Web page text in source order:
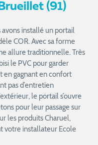
(91)
avons installé un portail
COR. Avec sa forme
allure traditionnelle. Très
le PVC pour garder
en gagnant en confort
pas d’entretien
le portail s’ouvre
pour leur passage sur
les produits Charuel,
votre installateur Ecole